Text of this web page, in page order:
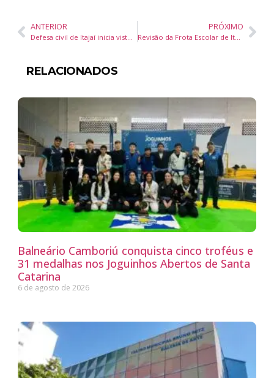
ANTERIOR
Defesa civil de Itajaí inicia vistorias em abrigos para verificar situação das estruturas e ativação em casos de emergência
PRÓXIMO
Revisão da Frota Escolar de Itapema: Compromisso com a Segurança e Qualidade no Transporte dos Alunos
RELACIONADOS
Balneário Camboriú conquista cinco troféus e
31 medalhas nos Joguinhos Abertos de Santa
Catarina
6 de agosto de 2026